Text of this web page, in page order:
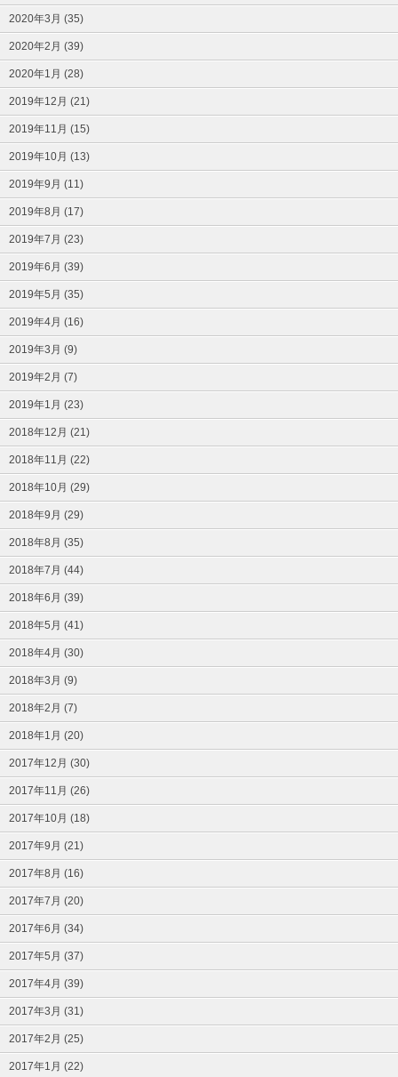
2020年3月 (35)
2020年2月 (39)
2020年1月 (28)
2019年12月 (21)
2019年11月 (15)
2019年10月 (13)
2019年9月 (11)
2019年8月 (17)
2019年7月 (23)
2019年6月 (39)
2019年5月 (35)
2019年4月 (16)
2019年3月 (9)
2019年2月 (7)
2019年1月 (23)
2018年12月 (21)
2018年11月 (22)
2018年10月 (29)
2018年9月 (29)
2018年8月 (35)
2018年7月 (44)
2018年6月 (39)
2018年5月 (41)
2018年4月 (30)
2018年3月 (9)
2018年2月 (7)
2018年1月 (20)
2017年12月 (30)
2017年11月 (26)
2017年10月 (18)
2017年9月 (21)
2017年8月 (16)
2017年7月 (20)
2017年6月 (34)
2017年5月 (37)
2017年4月 (39)
2017年3月 (31)
2017年2月 (25)
2017年1月 (22)